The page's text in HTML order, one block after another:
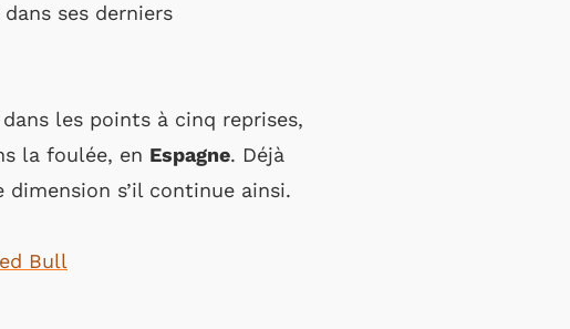
dans ses derniers
les points à cinq reprises,
la foulée, en Espagne. Déjà
s’il continue ainsi.
Bull